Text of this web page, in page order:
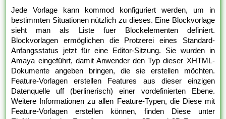
Jede Vorlage kann kommod konfiguriert werden, um in
bestimmten Situationen nützlich zu dieses. Eine Blockvorlage
sieht man als Liste fuer Blockelementen definiert.
Blockvorlagen ermöglichen die Protzerei eines Standard-
Anfangsstatus jetzt für eine Editor-Sitzung. Sie wurden in
Amaya eingeführt, damit Anwender den Typ dieser XHTML-
Dokumente angeben bringen, die sie erstellen möchten.
Feature-Vorlagen erstellen Features aus dieser einzigen
Datenquelle uff (berlinerisch) einer vordefinierten Ebene.
Weitere Informationen zu allen Feature-Typen, die Diese mit
Feature-Vorlagen erstellen können, finden Diese unter